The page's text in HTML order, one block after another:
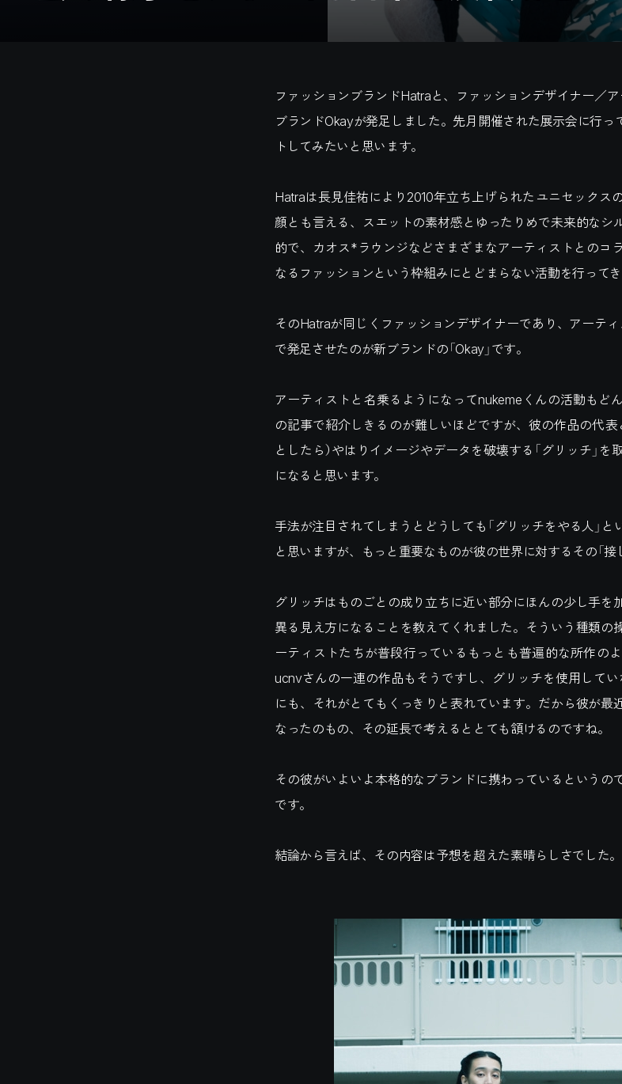
ファッションブランドHatraと、ファッションデザイナー／
ブランドOkayが発足しました。先月開催された展示会に行
トしてみたいと思います。
Hatraは長見佳祐により2010年立ち上げられたユニセックス
顔とも言える、スエットの素材感とゆったりめで未来的なシ
的で、カオス*ラウンジなどさまざまなアーティストとのコ
なるファッションという枠組みにとどまらない活動を行ってき
そのHatraが同じくファッションデザイナーであり、アーテ
で発足させたのが新ブランドの「Okay」です。
アーティストと名乗るようになってnukemeくんの活動もど
の記事で紹介しきるのが難しいほどですが、彼の作品の代表
としたら）やはりイメージやデータを破壊する「グリッチ」
になると思います。
手法が注目されてしまうとどうしても「グリッチをやる人」と
と思いますが、もっと重要なものが彼の世界に対するその「接
グリッチはものごとの成り立ちに近い部分にほんの少し手を
異る見え方になることを教えてくれました。そういう種類の
ーティストたちが普段行っているもっとも普遍的な所作の
ucnvさんの一連の作品もそうですし、グリッチを使用して
にも、それがとてもくっきりと表れています。だから彼が最
なったのもの、その延長で考えるととても頷けるのですね。
その彼がいよいよ本格的なブランドに携わっているというの
です。
結論から言えば、その内容は予想を超えた素晴らしさでした。